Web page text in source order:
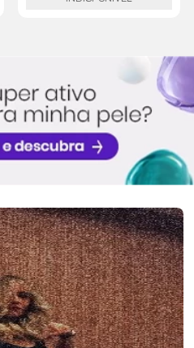
fórmula ajudam a proteger